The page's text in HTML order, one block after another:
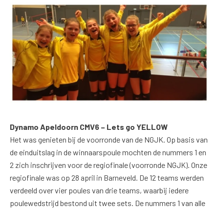
Dynamo Apeldoorn CMV6 – Lets go YELLOW
Het was genieten bij de voorronde van de NGJK. Op basis van
de einduitslag in de winnaarspoule mochten de nummers 1 en
2 zich inschrijven voor de regiofinale (voorronde NGJK). Onze
regiofinale was op 28 april in Barneveld. De 12 teams werden
verdeeld over vier poules van drie teams, waarbij iedere
poulewedstrijd bestond uit twee sets. De nummers 1 van alle